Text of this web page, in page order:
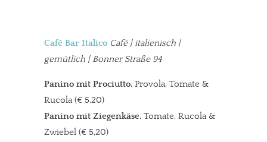
Café Bar Italico Café | italienisch |
gemütlich | Bonner Straße 94
Panino mit Prociutto, Provola, Tomate &
Rucola (€ 5,20)
Panino mit Ziegenkäse, Tomate, Rucola &
Zwiebel (€ 5,20)